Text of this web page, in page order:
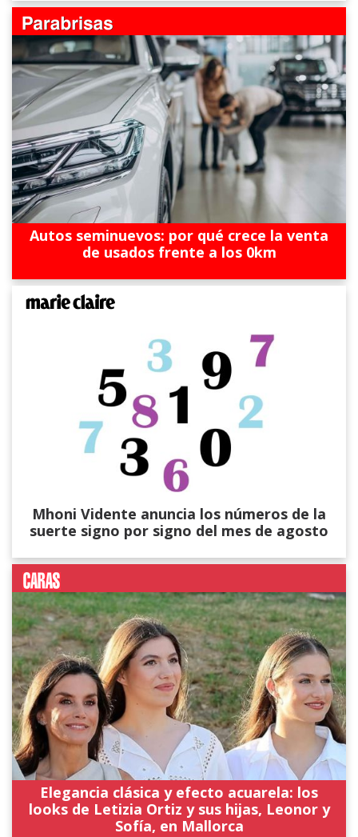
Autos seminuevos: por qué crece la venta
de usados frente a los 0km
Mhoni Vidente anuncia los números de la
suerte signo por signo del mes de agosto
Elegancia clásica y efecto acuarela: los
looks de Letizia Ortiz y sus hijas, Leonor y
Sofía, en Mallorca